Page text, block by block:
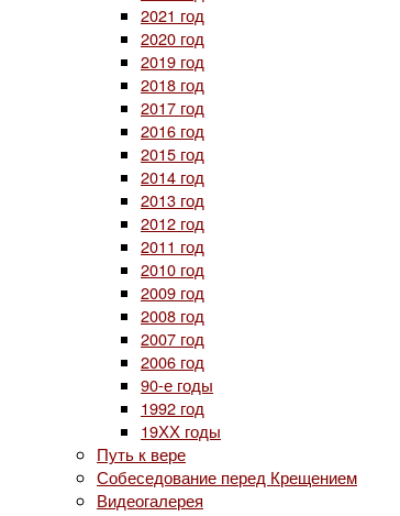
2021 год
2020 год
2019 год
2018 год
2017 год
2016 год
2015 год
2014 год
2013 год
2012 год
2011 год
2010 год
2009 год
2008 год
2007 год
2006 год
90-е годы
1992 год
19ХХ годы
Путь к вере
Собеседование перед Крещением
Видеогалерея